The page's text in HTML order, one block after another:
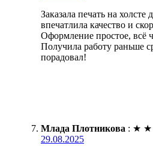
Заказала печать на холсте
впечатлила качество и
Оформление простое, всё
Получила работу раньше
порадовал!
Млада Плотникова : ★ ★
29.08.2025